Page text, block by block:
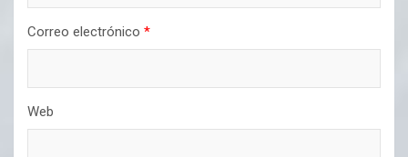
Correo electrónico *
Web